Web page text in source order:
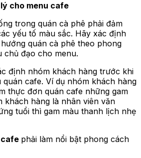
cho menu cafe
trong quán cà phê phải đảm
yếu tố màu sắc. Hãy xác định
quán cà phê theo phong
chủ đạo cho menu.
định nhóm khách hàng trước khi
cafe. Ví dụ nhóm khách hàng
thực đơn quán cafe những gam
khách hàng là nhân viên văn
tuổi thì gam màu thanh lịch nhẹ
phải làm nổi bật phong cách